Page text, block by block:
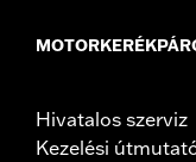
Hivatalos szerviz
Kezelési